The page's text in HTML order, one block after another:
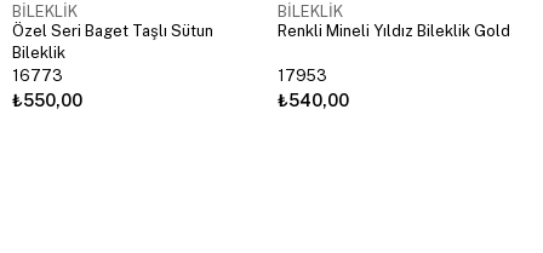
BİLEKLİK
Özel Seri Baget Taşlı Sütun
Bileklik
16773
₺550,00
BİLEKLİK
Renkli Mineli Yıldız Bileklik Gold
17953
₺540,00